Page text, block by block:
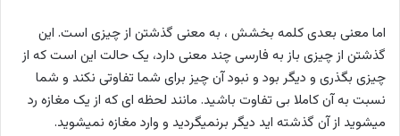
اما معنی بعدی کلمه بخشش ، به معنی گذشتن از چیزی است. این
گذشتن از چیزی باز به فارسی چند معنی دارد، یک حالت این است که از
چیزی بگذری و دیگر بود و نبود آن چیز برای شما تفاوتی نکند و شما
نسبت به آن کاملا بی تفاوت باشید. مانند لحظه ای که از یک مغازه رد
میشوید از آن گذشته اید دیگر برنمیگردید و وارد مغازه نمیشوید.